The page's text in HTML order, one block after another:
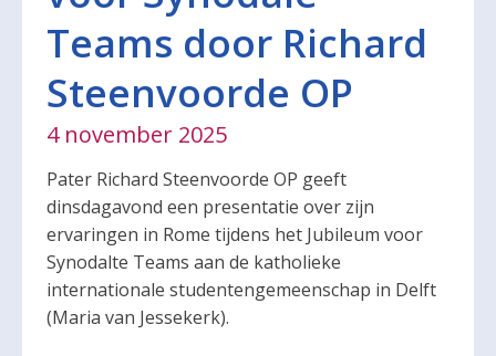
Teams door Richard
Steenvoorde OP
4 november 2025
Pater Richard Steenvoorde OP geeft
dinsdagavond een presentatie over zijn
ervaringen in Rome tijdens het Jubileum voor
Synodalte Teams aan de katholieke
internationale studentengemeenschap in Delft
(Maria van Jessekerk).